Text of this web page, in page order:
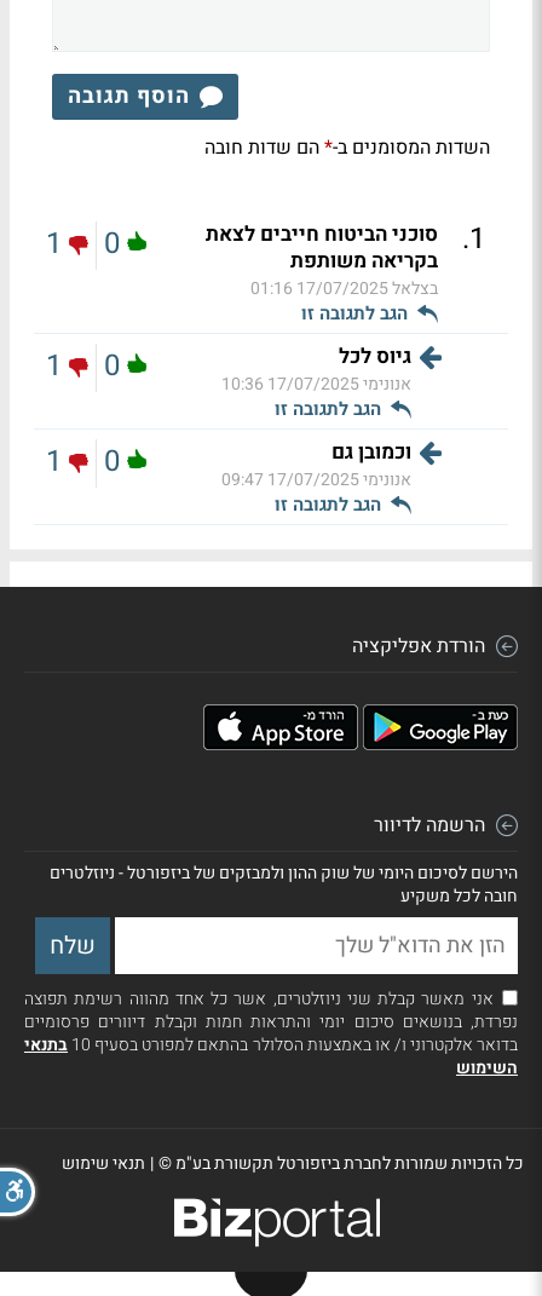
הוסף תגובה
השדות המסומנים ב-*הם שדות חובה
1
.
סוכני הביטוח חייבים לצאת
בקריאה משותפת
בצלאל17/07/2025 01:16
הגב לתגובה זו
0
1
גיוס לכל
אנונימי17/07/2025 10:36
הגב לתגובה זו
0
1
וכמובן גם
אנונימי17/07/2025 09:47
הגב לתגובה זו
0
1
הורדת אפליקציה
הרשמה לדיוור
הירשם לסיכום היומי של שוק ההון ולמבזקים של ביזפורטל - ניוזלטרים
חובה לכל משקיע
אני מאשר קבלת שני ניוזלטרים, אשר כל אחד מהווה רשימת תפוצה
נפרדת, בנושאים סיכום יומי והתראות חמות וקבלת דיוורים פרסומיים
בדואר אלקטרוני ו/ או באמצעות הסלולר בהתאם למפורט בסעיף 10
בתנאי
השימוש
כל הזכויות שמורות לחברת ביזפורטל תקשורת בע"מ ©| תנאי שימוש